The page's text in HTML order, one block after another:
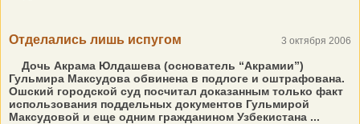
Отделались лишь испугом 3 октября 2006
Дочь Акрама Юлдашева (основатель “Акрамии”)
Гульмира Максудова обвинена в подлоге и оштрафована.
Ошский городской суд посчитал доказанным только факт
использования поддельных документов Гульмирой
Максудовой и еще одним гражданином Узбекистана ...